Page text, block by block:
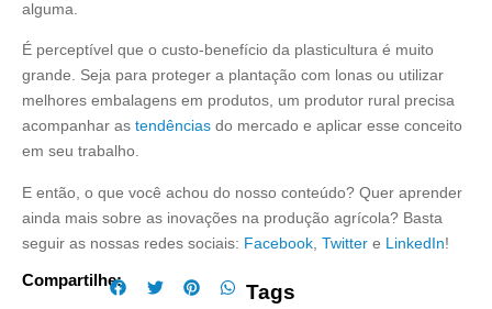
alguma.
É perceptível que o custo-benefício da plasticultura é muito
grande. Seja para proteger a plantação com lonas ou utilizar
melhores embalagens em produtos, um produtor rural precisa
acompanhar as tendências do mercado e aplicar esse conceito
em seu trabalho.
E então, o que você achou do nosso conteúdo? Quer aprender
ainda mais sobre as inovações na produção agrícola? Basta
seguir as nossas redes sociais: Facebook Twitter e LinkedIn!
Compartilhe:
Tags